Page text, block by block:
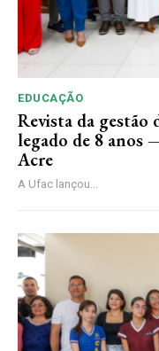
EDUCAÇÃO
Revista da
legado de 8 anos
Acre
A Ufac lançou...